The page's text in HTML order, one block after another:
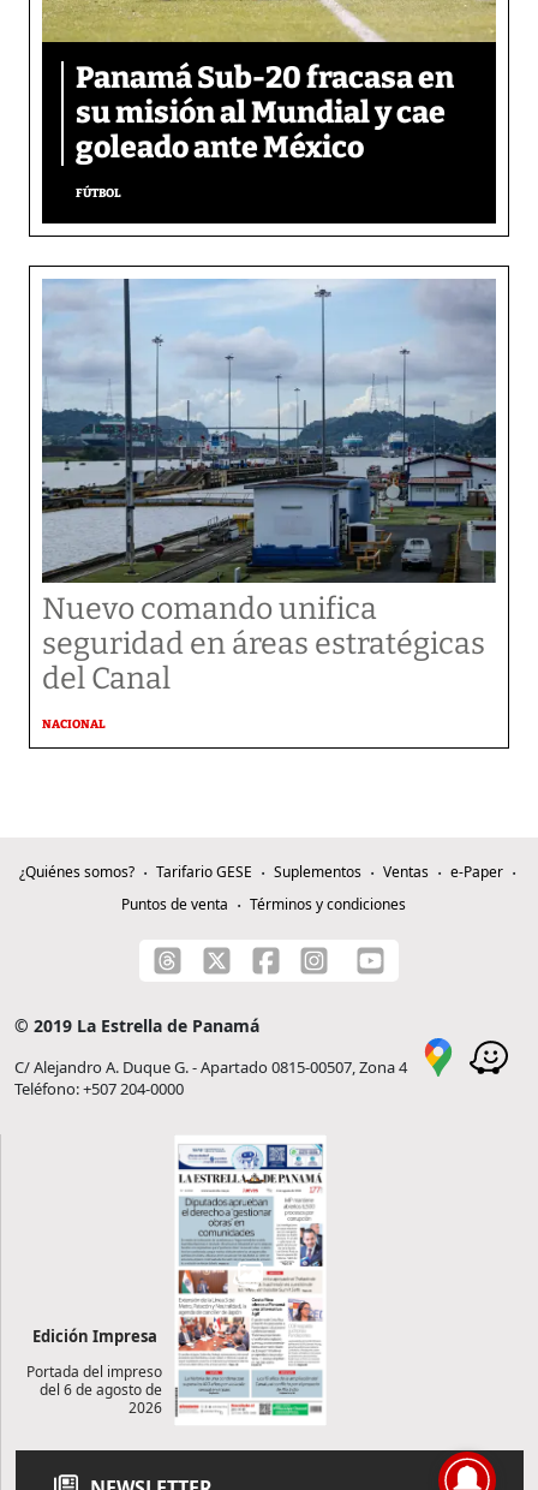
Panamá Sub-20 fracasa en
su misión al Mundial y cae
goleado ante México
FÚTBOL
Nuevo comando unifica
seguridad en áreas estratégicas
del Canal
NACIONAL
¿Quiénes somos? Tarifario GESE Suplementos Ventas
e-Paper
Puntos de venta
Términos y condiciones
© 2019 La Estrella de Panamá
C/ Alejandro A. Duque G. - Apartado 0815-00507, Zona 4
Teléfono: +507 204-0000
Edición Impresa
Portada del impreso
del 6 de agosto de
2026